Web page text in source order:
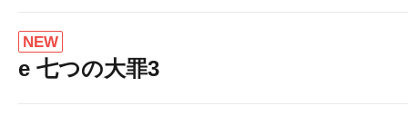
NEW
e 七つの大罪3